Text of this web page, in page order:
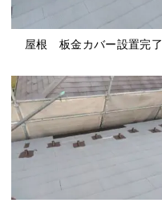
屋根 板金カバー設置完了